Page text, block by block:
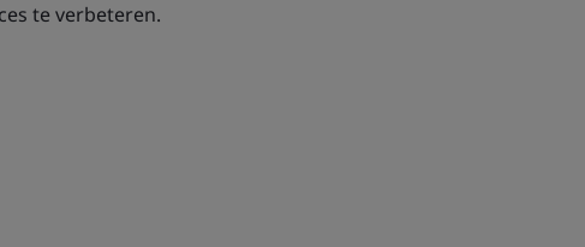
te verbeteren.